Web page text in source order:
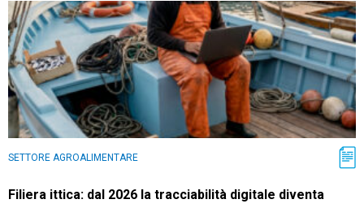
SETTORE AGROALIMENTARE
Filiera ittica: dal 2026 la tracciabilità digitale diventa